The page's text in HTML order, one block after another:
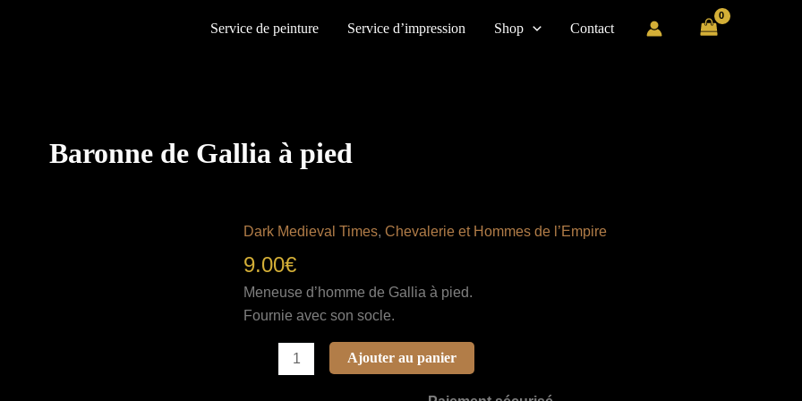
Service de peinture Service d’impression Shop Contact
Baronne de Gallia à pied
Dark Medieval Times, Chevalerie et Hommes de l’Empire
9.00€
Meneuse d’homme de Gallia à pied.
Fournie avec son socle.
Ajouter au panier